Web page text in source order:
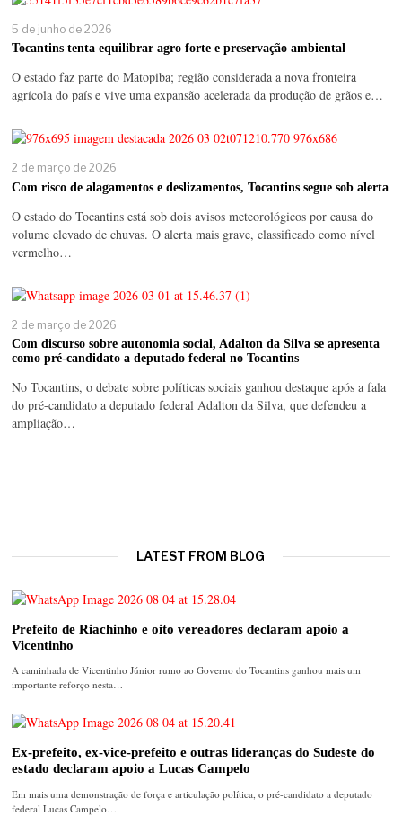
5 de junho de 2026
Tocantins tenta equilibrar agro forte e preservação ambiental
O estado faz parte do Matopiba; região considerada a nova fronteira
agrícola do país e vive uma expansão acelerada da produção de grãos e…
2 de março de 2026
Com risco de alagamentos e deslizamentos, Tocantins segue sob alerta
O estado do Tocantins está sob dois avisos meteorológicos por causa do
volume elevado de chuvas. O alerta mais grave, classificado como nível
vermelho…
2 de março de 2026
Com discurso sobre autonomia social, Adalton da Silva se apresenta
como pré-candidato a deputado federal no Tocantins
No Tocantins, o debate sobre políticas sociais ganhou destaque após a fala
do pré-candidato a deputado federal Adalton da Silva, que defendeu a
ampliação…
LATEST FROM BLOG
Prefeito de Riachinho e oito vereadores declaram apoio a
Vicentinho
A caminhada de Vicentinho Júnior rumo ao Governo do Tocantins ganhou mais um
importante reforço nesta…
Ex-prefeito, ex-vice-prefeito e outras lideranças do Sudeste do
estado declaram apoio a Lucas Campelo
Em mais uma demonstração de força e articulação política, o pré-candidato a deputado
federal Lucas Campelo…